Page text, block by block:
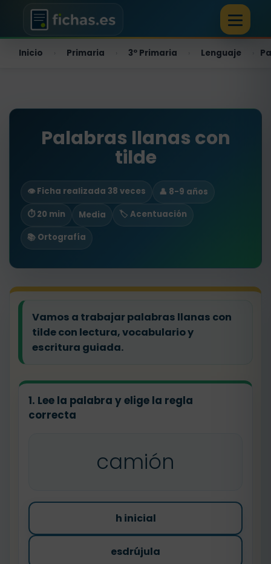
Inicio Primaria 3º Primaria Lenguaje
Palabras llanas con
tilde
👁️ Ficha realizada 38 veces
👤 8-9 años
⏱ 20 min
Media
🏷️ Acentuación
📚 Ortografía
Vamos a trabajar palabras llanas con
tilde con lectura, vocabulario y
escritura guiada.
1. Lee la palabra y elige la regla
correcta
camión
h inicial
esdrújula